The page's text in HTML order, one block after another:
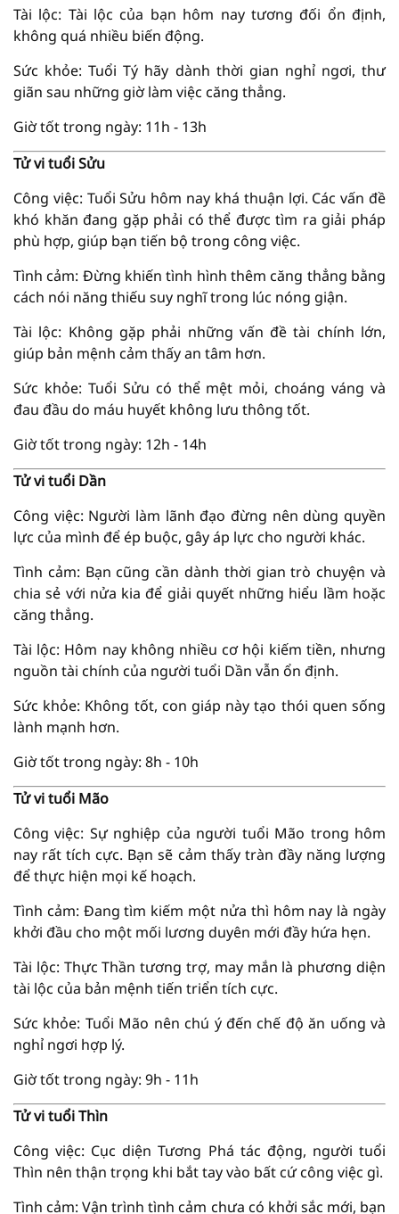
Tài lộc: Tài lộc của bạn hôm nay tương đối ổn định,
không quá nhiều biến động.
Sức khỏe: Tuổi Tý hãy dành thời gian nghỉ ngơi, thư
giãn sau những giờ làm việc căng thẳng.
Giờ tốt trong ngày: 11h - 13h
Tử vi tuổi Sửu
Công việc: Tuổi Sửu hôm nay khá thuận lợi. Các vấn đề
khó khăn đang gặp phải có thể được tìm ra giải pháp
phù hợp, giúp bạn tiến bộ trong công việc.
Tình cảm: Đừng khiến tình hình thêm căng thẳng bằng
cách nói năng thiếu suy nghĩ trong lúc nóng giận.
Tài lộc: Không gặp phải những vấn đề tài chính lớn,
giúp bản mệnh cảm thấy an tâm hơn.
Sức khỏe: Tuổi Sửu có thể mệt mỏi, choáng váng và
đau đầu do máu huyết không lưu thông tốt.
Giờ tốt trong ngày: 12h - 14h
Tử vi tuổi Dần
Công việc: Người làm lãnh đạo đừng nên dùng quyền
lực của mình để ép buộc, gây áp lực cho người khác.
Tình cảm: Bạn cũng cần dành thời gian trò chuyện và
chia sẻ với nửa kia để giải quyết những hiểu lầm hoặc
căng thẳng.
Tài lộc: Hôm nay không nhiều cơ hội kiếm tiền, nhưng
nguồn tài chính của người tuổi Dần vẫn ổn định.
Sức khỏe: Không tốt, con giáp này tạo thói quen sống
lành mạnh hơn.
Giờ tốt trong ngày: 8h - 10h
Tử vi tuổi Mão
Công việc: Sự nghiệp của người tuổi Mão trong hôm
nay rất tích cực. Bạn sẽ cảm thấy tràn đầy năng lượng
để thực hiện mọi kế hoạch.
Tình cảm: Đang tìm kiếm một nửa thì hôm nay là ngày
khởi đầu cho một mối lương duyên mới đầy hứa hẹn.
Tài lộc: Thực Thần tương trợ, may mắn là phương diện
tài lộc của bản mệnh tiến triển tích cực.
Sức khỏe: Tuổi Mão nên chú ý đến chế độ ăn uống và
nghỉ ngơi hợp lý.
Giờ tốt trong ngày: 9h - 11h
Tử vi tuổi Thìn
Công việc: Cục diện Tương Phá tác động, người tuổi
Thìn nên thận trọng khi bắt tay vào bất cứ công việc gì.
Tình cảm: Vận trình tình cảm chưa có khởi sắc mới, bạn